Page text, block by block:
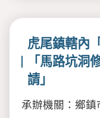
虎尾鎮轄內
「馬路坑洞
請」
承辦機關：鄉